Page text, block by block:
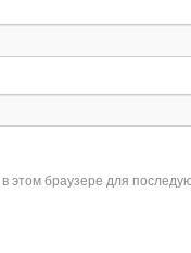
этом браузере для